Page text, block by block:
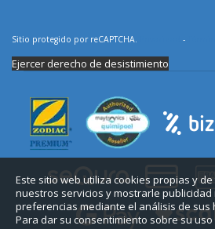
Este sitio web utiliza cookies propias y
nuestros servicios y mostrarle
preferencias mediante el análisis de sus
Para dar su consentimiento sobre su
Sitio protegido por reCAPTCHA. -
Ejercer derecho de desistimiento